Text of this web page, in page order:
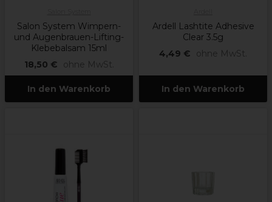
Salon System Wimpern-
und Augenbrauen-Lifting-
Klebebalsam 15ml
18,50 €
ohne MwSt.
In den Warenkorb
Ardell Lashtite Adhesive
Clear 3.5g
4,49 €
ohne MwSt.
In den Warenkorb